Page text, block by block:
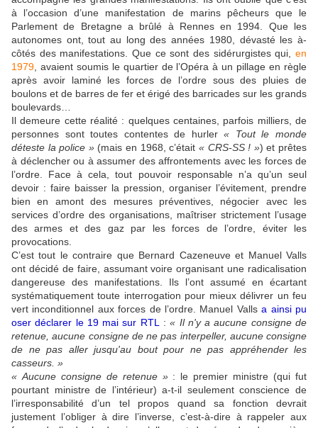
à l’occasion d’une manifestation de marins pêcheurs que le
Parlement de Bretagne a brûlé à Rennes en 1994. Que les
autonomes ont, tout au long des années 1980, dévasté les à-
côtés des manifestations. Que ce sont des sidérurgistes qui, en
1979 , avaient soumis le quartier de l’Opéra à un pillage en règle
après avoir laminé les forces de l’ordre sous des pluies de
boulons et de barres de fer et érigé des barricades sur les grands
boulevards…
Il demeure cette réalité : quelques centaines, parfois milliers, de
personnes sont toutes contentes de hurler« Tout le monde
déteste la police » (mais en 1968, c’était « CRS-SS ! ») et prêtes
à déclencher ou à assumer des affrontements avec les forces de
l’ordre. Face à cela, tout pouvoir responsable n’a qu’un seul
devoir : faire baisser la pression, organiser l’évitement, prendre
bien en amont des mesures préventives, négocier avec les
services d’ordre des organisations, maîtriser strictement l’usage
des armes et des gaz par les forces de l’ordre, éviter les
provocations.
C’est tout le contraire que Bernard Cazeneuve et Manuel Valls
ont décidé de faire, assumant voire organisant une radicalisation
dangereuse des manifestations. Ils l’ont assumé en écartant
systématiquement toute interrogation pour mieux délivrer un feu
vert inconditionnel aux forces de l’ordre. Manuel Vallsa ainsi pu
oser déclarer le 19 mai sur RTL
:« Il n'y a aucune consigne de
retenue, aucune consigne de ne pas interpeller, aucune consigne
de ne pas aller jusqu'au bout pour ne pas appréhender les
casseurs. »
« Aucune consigne de retenue » : le premier ministre (qui fut
pourtant ministre de l’intérieur) a-t-il seulement conscience de
l’irresponsabilité d’un tel propos quand sa fonction devrait
justement l’obliger à dire l’inverse, c’est-à-dire à rappeler aux